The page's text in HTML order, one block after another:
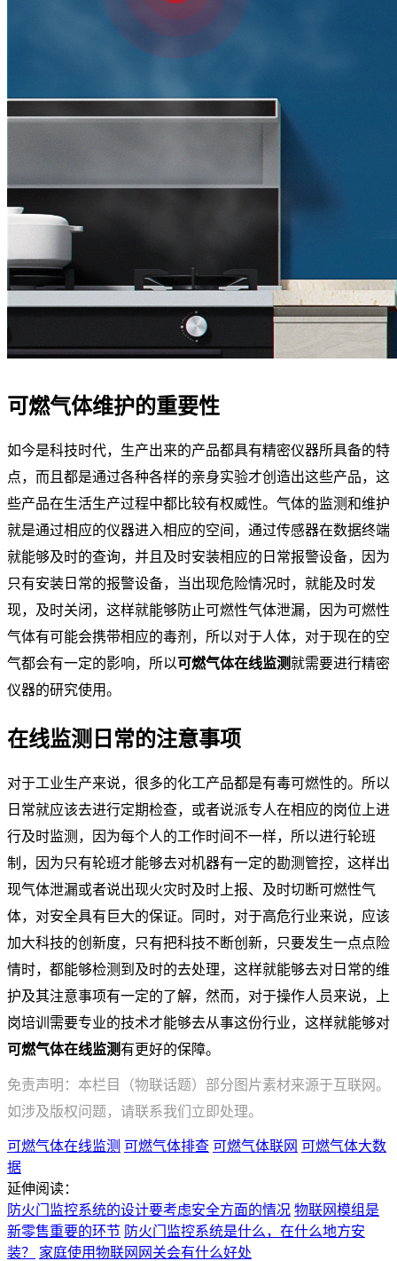
可燃气体维护的重要性
如今是科技时代，生产出来的产品都具有精密仪器所具备的特
点，而且都是通过各种各样的亲身实验才创造出这些产品，这
些产品在生活生产过程中都比较有权威性。气体的监测和维护
就是通过相应的仪器进入相应的空间，通过传感器在数据终端
就能够及时的查询，并且及时安装相应的日常报警设备，因为
只有安装日常的报警设备，当出现危险情况时，就能及时发
现，及时关闭，这样就能够防止可燃性气体泄漏，因为可燃性
气体有可能会携带相应的毒剂，所以对于人体，对于现在的空
气都会有一定的影响，所以可燃气体在线监测就需要进行精密
仪器的研究使用。
在线监测日常的注意事项
对于工业生产来说，很多的化工产品都是有毒可燃性的。所以
日常就应该去进行定期检查，或者说派专人在相应的岗位上进
行及时监测，因为每个人的工作时间不一样，所以进行轮班
制，因为只有轮班才能够去对机器有一定的勘测管控，这样出
现气体泄漏或者说出现火灾时及时上报、及时切断可燃性气
体，对安全具有巨大的保证。同时，对于高危行业来说，应该
加大科技的创新度，只有把科技不断创新，只要发生一点点险
情时，都能够检测到及时的去处理，这样就能够去对日常的维
护及其注意事项有一定的了解，然而，对于操作人员来说，上
岗培训需要专业的技术才能够去从事这份行业，这样就能够对
可燃气体在线监测有更好的保障。
免责声明：本栏目（物联话题）部分图片素材来源于互联网。
如涉及版权问题，请联系我们立即处理。
可燃气体在线监测 可燃气体排查 可燃气体联网 可燃气体大数
据
延伸阅读：
防火门监控系统的设计要考虑安全方面的情况 物联网模组是
新零售重要的环节 防火门监控系统是什么，在什么地方安
装？
家庭使用物联网网关会有什么好处